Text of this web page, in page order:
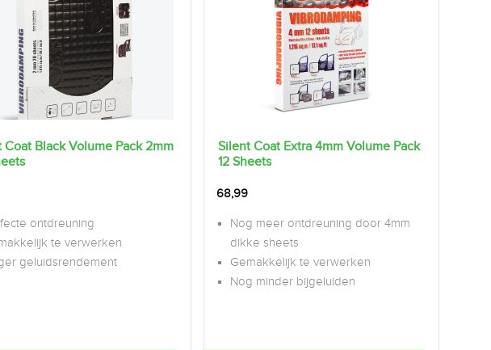
Coat Black Volume Pack 2mm
ontdreuning
te verwerken
geluidsrendement
Silent Coat Extra 4mm Volume Pack
12 Sheets
68,99
Nog meer ontdreuning door 4mm
dikke sheets
Gemakkelijk te verwerken
Nog minder bijgeluiden